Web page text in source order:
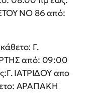
ΝΟ 86 από:
Γ.
από: 09:00
ΙΑΤΡΙΔΟΥ απο
ΑΡΑΠΑΚΗ